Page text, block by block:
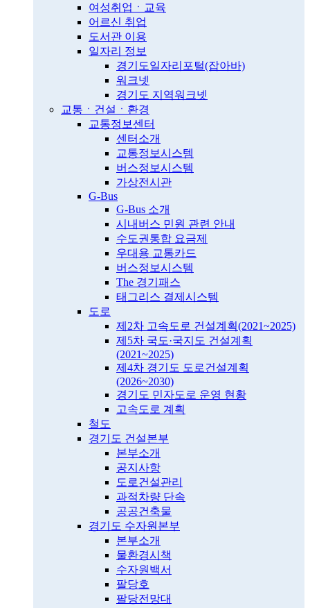
여성취업ㆍ교육
어르신 취업
도서관 이용
일자리 정보
경기도일자리포털(잡아바)
워크넷
경기도 지역워크넷
교통ㆍ건설ㆍ환경
교통정보센터
센터소개
교통정보시스템
버스정보시스템
가상전시관
G-Bus
G-Bus 소개
시내버스 민원 관련 안내
수도권통합 요금제
우대용 교통카드
버스정보시스템
The 경기패스
태그리스 결제시스템
도로
제2차 고속도로 건설계획(2021~2025)
제5차 국도·국지도 건설계획
(2021~2025)
제4차 경기도 도로건설계획
(2026~2030)
경기도 민자도로 운영 현황
고속도로 계획
철도
경기도 건설본부
본부소개
공지사항
도로건설관리
과적차량 단속
공공건축물
경기도 수자원본부
본부소개
물환경시책
수자원백서
팔당호
팔당전망대